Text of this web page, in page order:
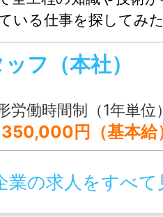
いる仕事を探してみ
からの応募も大歓迎
緒に探しましょう。
フ（本社）
労働時間制（1年単位
円（基本給
業の求人をすべて